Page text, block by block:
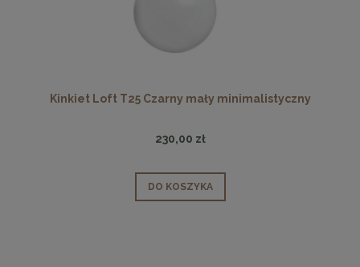
Kinkiet Loft T25 Czarny mały minimalistyczny
230,00 zł
DO KOSZYKA